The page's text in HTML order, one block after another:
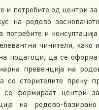
и потребите од центри
на родово
и
чинители, како
податоци, да се
превенција на
сторителите преку
формираат центри
на родово-базирано